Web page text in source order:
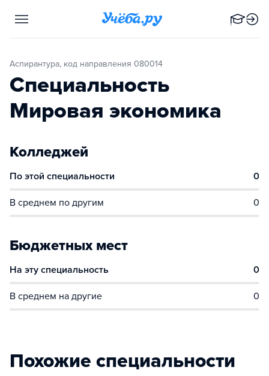
Аспирантура, код направления 080014
Специальность
Мировая экономика
Колледжей
По этой специальности 0
В среднем по другим 0
Бюджетных мест
На эту специальность 0
В среднем на другие 0
Похожие специальности